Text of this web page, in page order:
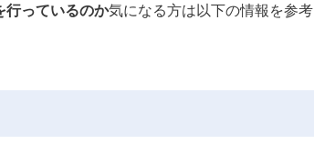
行っているのか気になる方は以下の情報を参考